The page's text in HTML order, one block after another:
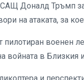
Доналд Тръмп
на атаката, за
пилотиран военен
войната в Близкия
и